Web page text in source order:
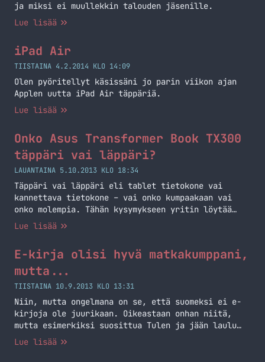
ja miksi ei muullekkin talouden jäsenille.
Lue lisää
iPad Air
TIISTAINA 4.2.2014 KLO 14:09
Olen pyöritellyt käsissäni jo parin viikon ajan
Applen uutta iPad Air täppäriä.
Lue lisää
Onko Asus Transformer Book TX300
täppäri vai läppäri?
LAUANTAINA 5.10.2013 KLO 18:34
Täppäri vai läppäri eli tablet tietokone vai
kannettava tietokone – vai onko kumpaakaan vai
onko molempia. Tähän kysymykseen yritin löytää
vastausta ja tulin siihen ratkaisuun, että tämä on
näppäimistö toimii telakkana. Näyttöön on
”survottu” erittäin ansiokkaasti näytönohjain,
Onko Asus Transformer Book TX300 täppäri vai
läppäri?
Lue lisää
E-kirja olisi hyvä matkakumppani,
mutta...
TIISTAINA 10.9.2013 KLO 13:31
Niin, mutta ongelmana on se, että suomeksi ei e-
kirjoja ole juurikaan. Oikeastaan onhan niitä,
mutta esimerkiksi suosittua Tulen ja jään laulu
(Game of Thrones) -kirjasarjaa et saa suomeksi e-
Lue lisää